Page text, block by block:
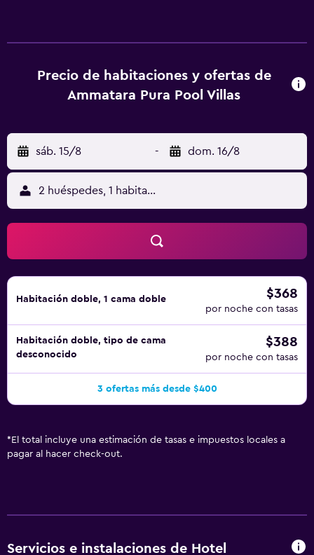
pueden navegar por la web gracias a nuestro acceso a
Internet wifi gratis. Los servicios para personas de
tabla de planchar con plancha. Se ofrece servicio de
limpieza todos los días. En el alojamiento hay piscina al
aire libre, piscina infantil y bañera de hidromasaje. Otros
servicios de ocio y esparcimiento incluyen gimnasio
abierto las 24 horas. Se pueden practicar las actividades
de ocio y esparcimiento que se indican más abajo en las
instalaciones o cerca del alojamiento (es posible que se
aplique un recargo).
Precio de habitaciones y ofertas de
Ammatara Pura Pool Villas
sáb. 15/8 - dom. 16/8
2 huéspedes, 1 habitación
Habitación doble, 1 cama doble $368
por noche con tasas
Habitación doble, tipo de cama
desconocido
$388
por noche con tasas
3 ofertas más desde $400
* El total incluye una estimación de tasas e impuestos locales a
pagar al hacer check-out.
Servicios e instalaciones de Hotel